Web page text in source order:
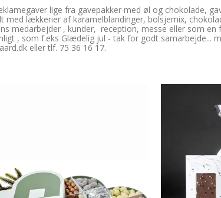
lige fra gavepakker med øl og chokolade,
lækkerier af karamelblandinger, bolsjemix,
medarbejder , kunder, reception, messe eller som
, som f.eks Glædelig jul - tak for godt samarbejde...
eller tlf. 75 36 16 17.